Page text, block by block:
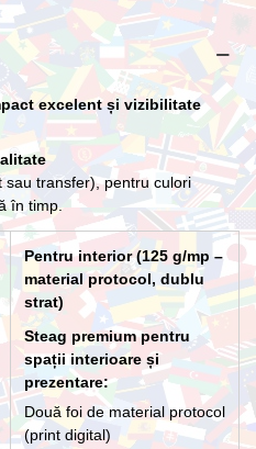
266,20 lei
excelent și vizibilitate
transfer), pentru culori
în timp.
Pentru interior (125 g/mp –
material protocol, dublu
strat)
Steag premium pentru
spații interioare și
prezentare:
Două foi de material protocol
(print digital)